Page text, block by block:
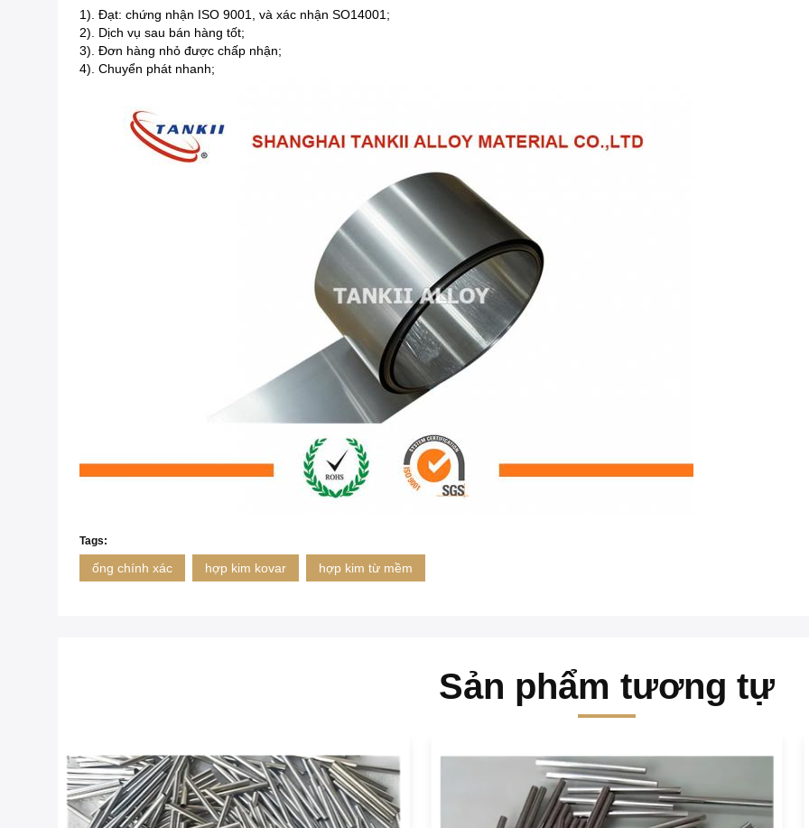
1). Đạt: chứng nhận ISO 9001, và xác nhận SO14001;
2).
Dịch vụ sau bán hàng tốt;
3). Đơn hàng nhỏ được chấp nhận;
4). Chuyển phát nhanh;
Tags:
ống chính xác hợp kim kovar hợp kim từ mềm
Sản phẩm tương tự